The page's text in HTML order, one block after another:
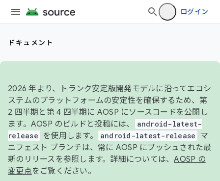
ログイン
ドキュメント
2026 年より、トランク安定版開発モデルに沿ってエコシ
ステムのプラットフォームの安定性を確保するため、第
2 四半期と第 4 四半期に AOSP にソースコードを公開し
ます。AOSP のビルドと投稿には、
android-latest-
release
を使用します。 android-latest-release
マ
ニフェスト ブランチは、常に AOSP にプッシュされた最
新のリリースを参照します。詳細については、AOSP の
変更点をご覧ください。